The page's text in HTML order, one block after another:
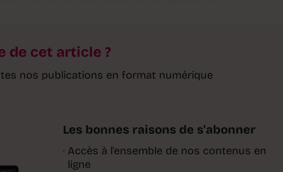
de cet article ?
nos publications en format numérique
Les bonnes raisons de s'abonner
· Accès à l'ensemble de nos contenus en
ligne